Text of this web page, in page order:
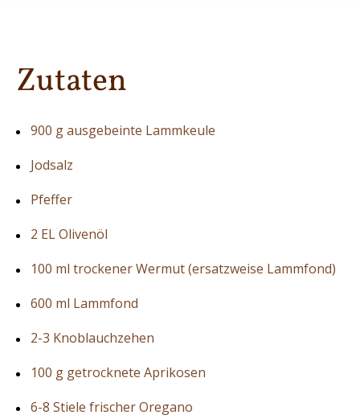
Zutaten
900 g ausgebeinte Lammkeule
Jodsalz
Pfeffer
2 EL Olivenöl
100 ml trockener Wermut (ersatzweise Lammfond)
600 ml Lammfond
2-3 Knoblauchzehen
100 g getrocknete Aprikosen
6-8 Stiele frischer Oregano